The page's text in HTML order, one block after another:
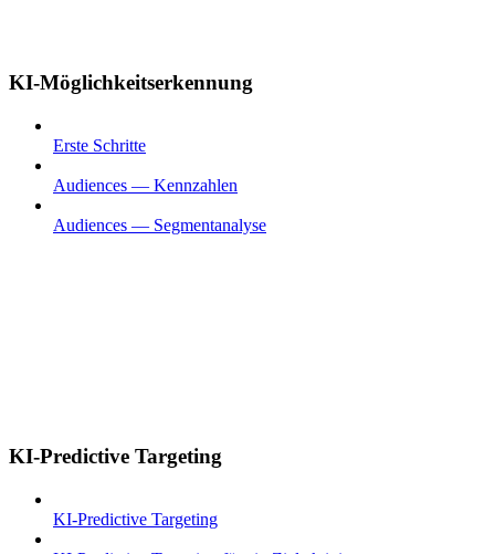
KI-Möglichkeitserkennung
Erste Schritte
Audiences — Kennzahlen
Audiences — Segmentanalyse
KI-Predictive Targeting
KI-Predictive Targeting